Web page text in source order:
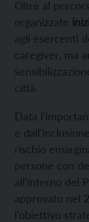
Oltre al
organizzate
agli esercenti
caregiver, ma
città.
Data
e
rischio
persone con
all’interno del
approvato nel
l’obiettivo